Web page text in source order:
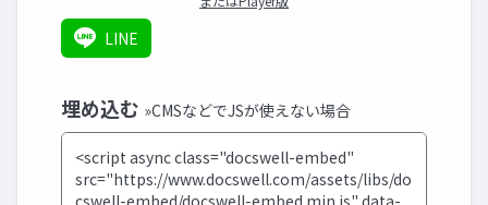
LINE
埋め込む »CMSなどでJSが使えない場合